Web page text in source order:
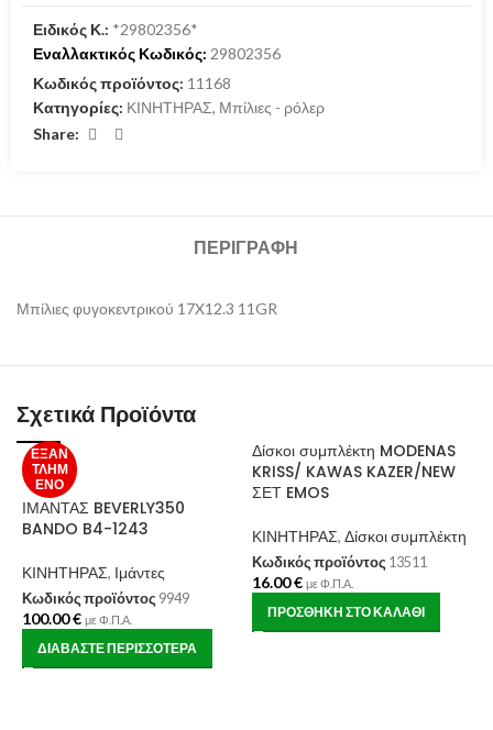
Ειδικός Κ.: *29802356*
Εναλλακτικός Κωδικός: 29802356
Κωδικός προϊόντος: 11168
Κατηγορίες: ΚΙΝΗΤΗΡΑΣ, Μπίλιες - ρόλερ
Share:
ΠΕΡΙΓΡΑΦΉ
Μπίλιες φυγοκεντρικού 17X12.3 11GR
Σχετικά Προϊόντα
ΕΞΑΝ
ΤΛΗΜ
ΈΝΟ
ΙΜΑΝΤΑΣ BEVERLY350
BANDO B4-1243
ΚΙΝΗΤΗΡΑΣ, Ιμάντες
Κωδικός προϊόντος 9949
100.00€ με Φ.Π.Α.
ΔΙΑΒΆΣΤΕ ΠΕΡΙΣΣΌΤΕΡΑ
Δίσκοι συμπλέκτη MODENAS
KRISS/ KAWAS KAZER/NEW
ΣΕΤ EMOS
ΚΙΝΗΤΗΡΑΣ, Δίσκοι συμπλέκτη
Κωδικός προϊόντος 13511
16.00€ με Φ.Π.Α.
ΠΡΟΣΘΉΚΗ ΣΤΟ ΚΑΛΆΘΙ